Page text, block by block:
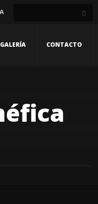
GALERÍA CONTACTO